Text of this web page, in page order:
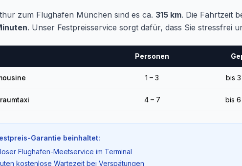
zum Flughafen München sind es ca. 315 km. Die Fahrtzeit
. Unser Festpreisservice sorgt dafür, dass Sie stressfrei
Personen
1 – 3 bis
4 – 7 bis
Garantie beinhaltet:
Flughafen-Meetservice im Terminal
kostenlose Wartezeit bei Verspätungen